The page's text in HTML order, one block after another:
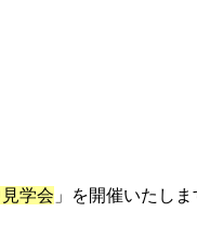
学会 」を開催いたしま